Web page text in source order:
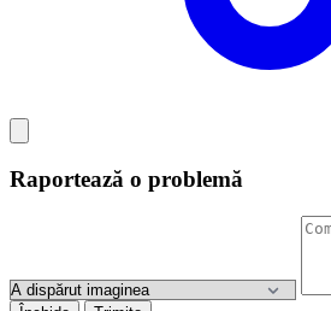
Raportează o problemă